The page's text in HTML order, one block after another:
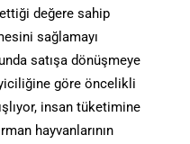
değere sahip
sağlamayı
satışa dönüşmeye
göre öncelikli
insan tüketimine
hayvanlarının